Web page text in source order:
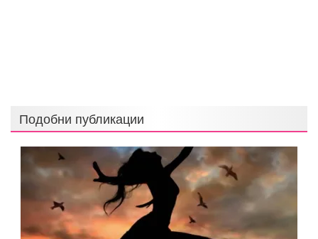
Подобни публикации